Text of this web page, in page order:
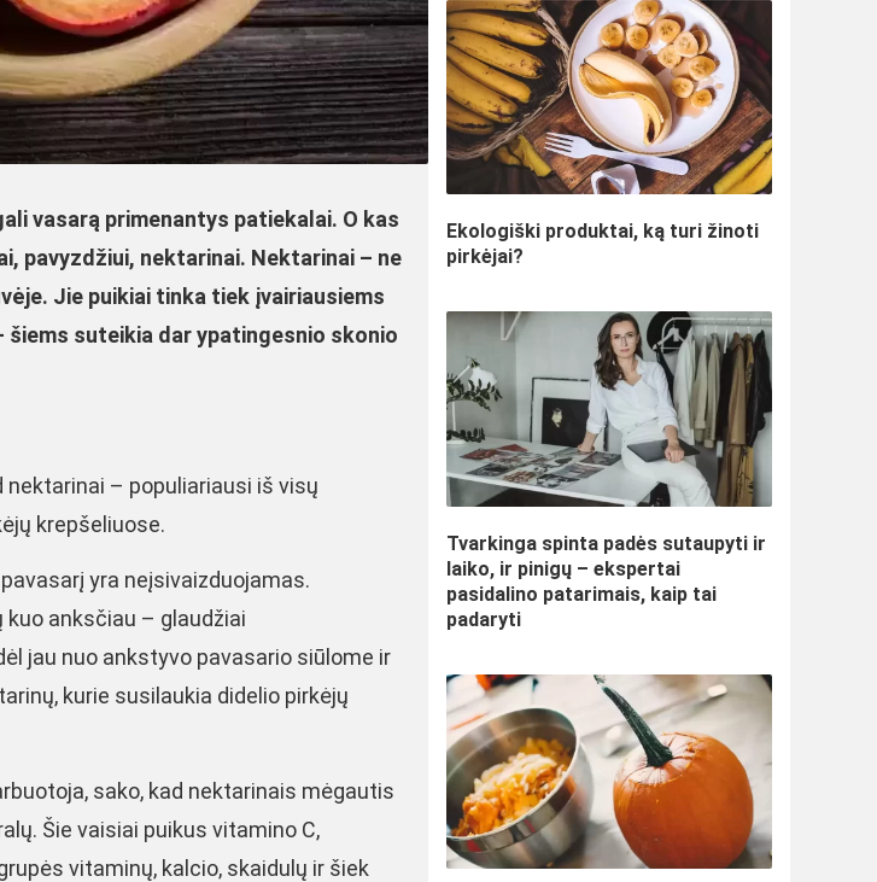
vasarą primenantys patiekalai. O kas
pavyzdžiui, nektarinai. Nektarinai – ne
Jie puikiai tinka tiek įvairiausiems
suteikia dar ypatingesnio skonio
nektarinai – populiariausi iš visų
krepšeliuose.
yra neįsivaizduojamas.
kuo anksčiau – glaudžiai
jau nuo ankstyvo pavasario siūlome ir
kurie susilaukia didelio pirkėjų
sako, kad nektarinais mėgautis
Šie vaisiai puikus vitamino C,
vitaminų, kalcio, skaidulų ir šiek
Ekologiški produktai, ką turi žinoti
pirkėjai?
Tvarkinga spinta padės sutaupyti ir
laiko, ir pinigų – ekspertai
pasidalino patarimais, kaip tai
padaryti